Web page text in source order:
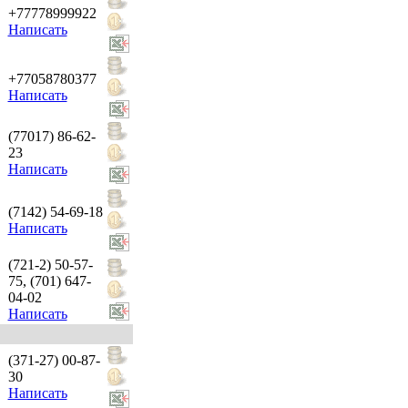
+77778999922
Написать
+77058780377
Написать
(77017) 86-62-
23
Написать
(7142) 54-69-18
Написать
(721-2) 50-57-
75, (701) 647-
04-02
Написать
(371-27) 00-87-
30
Написать